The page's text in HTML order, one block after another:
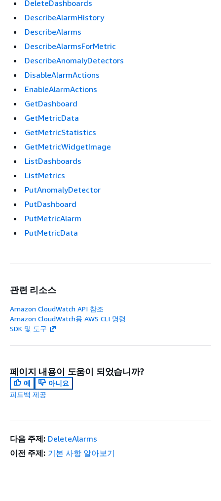
DeleteDashboards
DescribeAlarmHistory
DescribeAlarms
DescribeAlarmsForMetric
DescribeAnomalyDetectors
DisableAlarmActions
EnableAlarmActions
GetDashboard
GetMetricData
GetMetricStatistics
GetMetricWidgetImage
ListDashboards
ListMetrics
PutAnomalyDetector
PutDashboard
PutMetricAlarm
PutMetricData
관련 리소스
Amazon CloudWatch API 참조
Amazon CloudWatch용 AWS CLI 명령
SDK 및 도구
페이지 내용이 도움이 되었습니까?
예
아니요
피드백 제공
다음 주제: DeleteAlarms
이전 주제: 기본 사항 알아보기